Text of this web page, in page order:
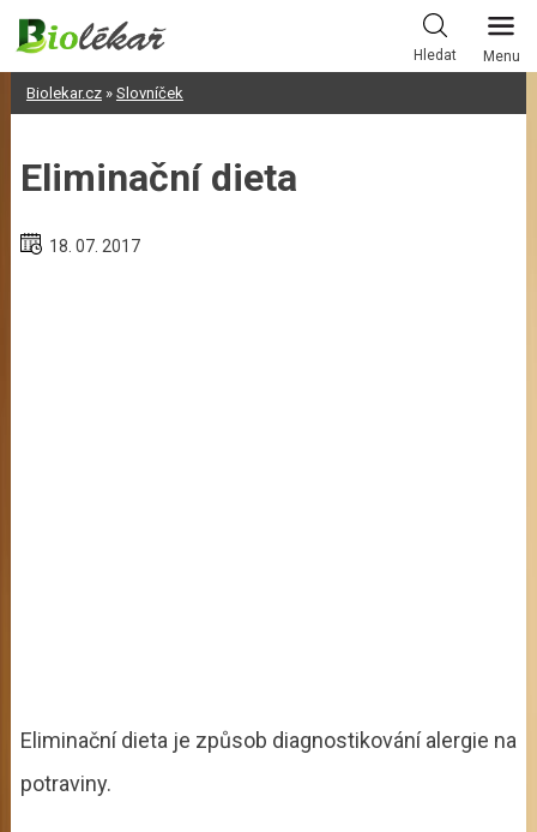
Skip
content
Hledat Menu
Biolekar.cz» Slovníček
Eliminační dieta
18. 07. 2017
Eliminační dieta je způsob diagnostikování alergie na
potraviny.